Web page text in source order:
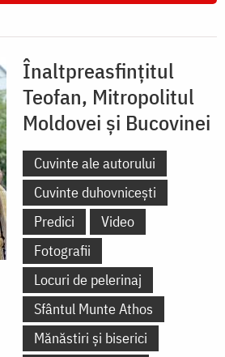
Înaltpreasfințitul
Teofan, Mitropolitul
Moldovei și Bucovinei
Cuvinte ale autorului
Cuvinte duhovnicești
Predici
Video
Fotografii
Locuri de pelerinaj
Sfântul Munte Athos
Mănăstiri și biserici